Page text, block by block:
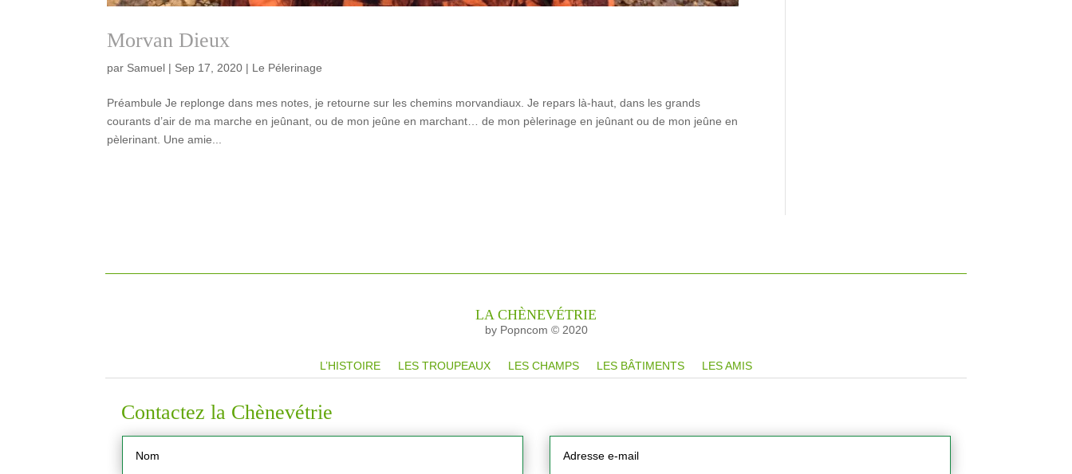
Morvan Dieux
par Samuel | Sep 17, 2020 | Le Pélerinage
Préambule Je replonge dans mes notes, je retourne sur les chemins morvandiaux. Je repars là-haut, dans les grands
courants d’air de ma marche en jeûnant, ou de mon jeûne en marchant… de mon pèlerinage en jeûnant ou de mon jeûne en
pèlerinant. Une amie...
LA CHÈNEVÉTRIE
by Popncom © 2020
L’HISTOIRE LES TROUPEAUX LES CHAMPS LES BÂTIMENTS LES AMIS
Contactez la Chènevétrie